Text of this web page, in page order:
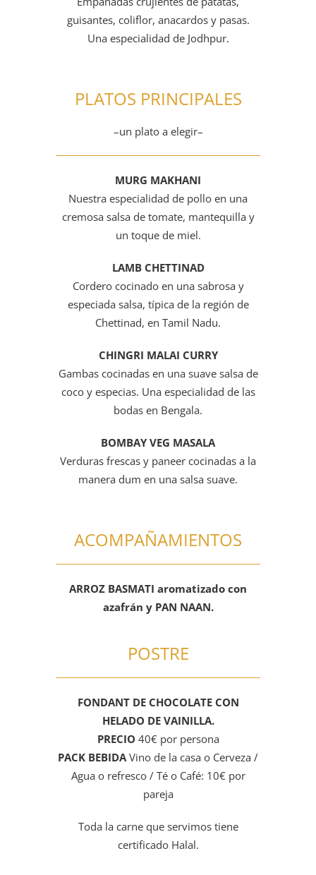
guisantes, coliflor, anacardos y pasas.
Una especialidad de Jodhpur.
PLATOS PRINCIPALES
–un plato a elegir–
MURG MAKHANI
Nuestra especialidad de pollo en una
cremosa salsa de tomate, mantequilla y
un toque de miel.
LAMB CHETTINAD
Cordero cocinado en una sabrosa y
especiada salsa, típica de la región de
Chettinad, en Tamil Nadu.
CHINGRI MALAI CURRY
Gambas cocinadas en una suave salsa de
coco y especias. Una especialidad de las
bodas en Bengala.
BOMBAY VEG MASALA
Verduras frescas y paneer cocinadas a la
manera dum en una salsa suave.
ACOMPAÑAMIENTOS
ARROZ BASMATI aromatizado con
azafrán y PAN NAAN.
POSTRE
FONDANT DE CHOCOLATE CON
HELADO DE VAINILLA.
PRECIO 40€ por persona
PACK BEBIDAVino de la casa o Cerveza /
Agua o refresco / Té o Café: 10€ por
pareja
Toda la carne que servimos tiene
certificado Halal.